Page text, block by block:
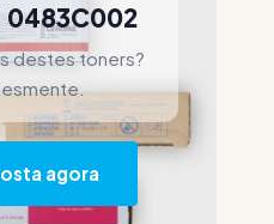
destes toners?
agora